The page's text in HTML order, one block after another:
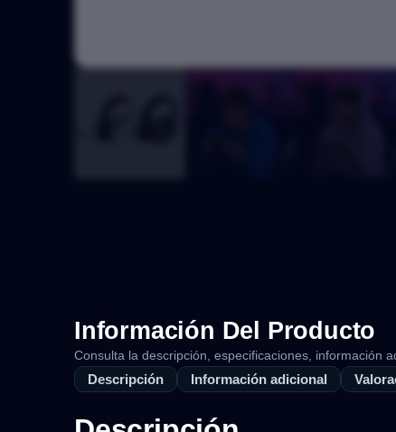
Información Del Producto
Consulta la descripción, especificaciones, información
Descripción Información adicional